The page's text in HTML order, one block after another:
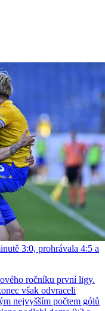
3:0, prohrávala 4:5 a
ročníku první ligy.
však odvraceli
nejvyšším počtem gólů